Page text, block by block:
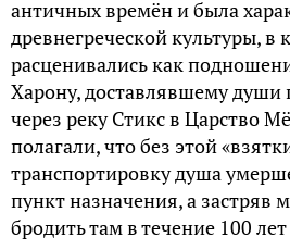
античных времён и была
древнегреческой культуры, в
расценивались как
Харону, доставлявшему
через реку Стикс в Царство
полагали, что без этой
транспортировку душа
пункт назначения, а застряв
бродить там в течение 100